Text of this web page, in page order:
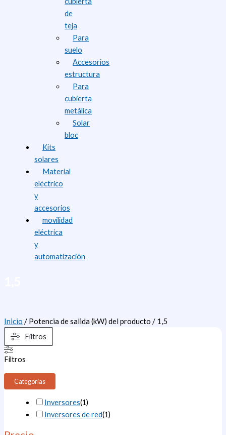
de
teja
Para
suelo
Accesorios
estructura
Para
cubierta
metálica
Solar
bloc
Kits
solares
Material
eléctrico
y
accesorios
movilidad
eléctrica
y
automatización
Inicio / Potencia de salida (kW) del producto / 1,5
Filtros
Filtros
Categorías
Inversores(1)
Inversores de red(1)